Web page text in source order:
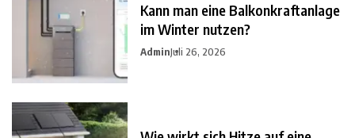
Kann man eine Balkonkraftanlage
im Winter nutzen?
AdminJuli 26, 2026